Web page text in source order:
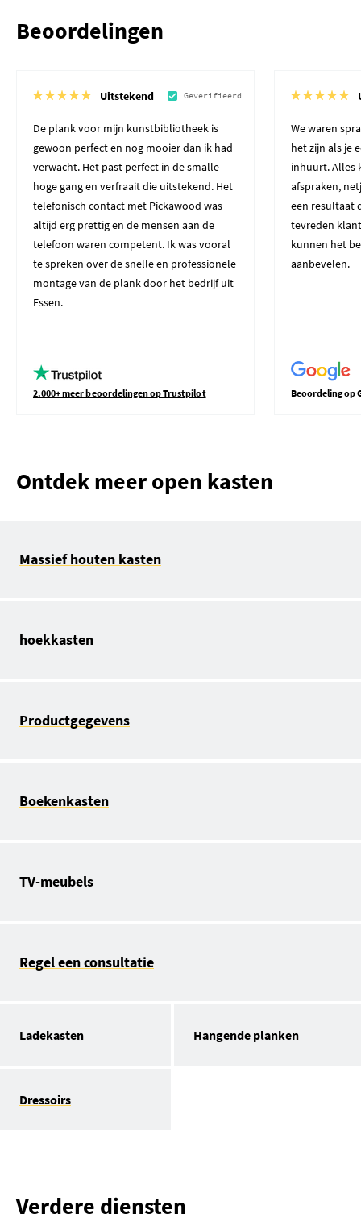
Beoordelingen
Uitstekend Geverifieerd
De plank voor mijn kunstbibliotheek is
gewoon perfect en nog mooier dan ik had
verwacht. Het past perfect in de smalle
hoge gang en verfraait die uitstekend. Het
telefonisch contact met Pickawood was
altijd erg prettig en de mensen aan de
telefoon waren competent. Ik was vooral
te spreken over de snelle en professionele
montage van de plank door het bedrijf uit
Essen.
2.000+ meer beoordelingen op Trustpilot
We waren
het zijn als je
inhuurt. Alles
afspraken,
een resultaat
tevreden
kunnen het
aanbevelen.
Beoordeling op
Ontdek meer open kasten
Massief houten kasten
hoekkasten
Productgegevens
Boekenkasten
TV-meubels
Regel een consultatie
Ladekasten Hangende planken
Dressoirs
Verdere diensten